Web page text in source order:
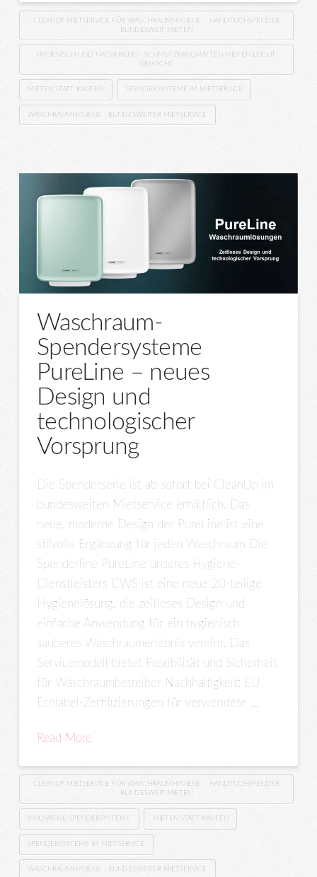
CLEANUP MIETSERVICE FÜR WASCHRAUMHYGIENE – HANDTUCHSPENDER
BUNDESWEIT MIETEN
HYGIENISCH UND NACHHALTIG - SCHMUTZFANGMATTEN MIETEN LEICHT
GEMACHT
MIETEN STATT KAUFEN SPENDERSYSTEME IM MIETSERVICE
WASCHRAUMHYGIENE - BUNDESWEITER MIETSERVICE
Waschraum-
Spendersysteme
PureLine – neues
Design und
technologischer
Vorsprung
Die Spenderserie ist ab sofort bei CleanUp im
bundesweiten Mietservice erhältlich. Das
neue, moderne Design der PureLine ist eine
stilvolle Ergänzung für jeden Waschraum Die
Spenderline PureLine unseres Hygiene-
Dienstleisters CWS ist eine neue 20-teilige
Hygienelösung, die zeitloses Design und
einfache Anwendung für ein hygienisch
sauberes Waschraumerlebnis vereint. Das
Servicemodell bietet Flexibilität und Sicherheit
für Waschraumbetreiber Nachhaltigkeit: EU
Ecolabel-Zertifizierungen für verwendete …
Read More
CLEANUP MIETSERVICE FÜR WASCHRAUMHYGIENE – HANDTUCHSPENDER
BUNDESWEIT MIETEN
INNOVATIVE SPENDERSYSTEME MIETEN STATT KAUFEN
SPENDERSYSTEME IM MIETSERVICE
WASCHRAUMHYGIENE - BUNDESWEITER MIETSERVICE